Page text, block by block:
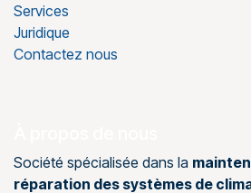
Services
Juridique
Contactez nous
Société spécialisée dans la
réparation des systèmes de